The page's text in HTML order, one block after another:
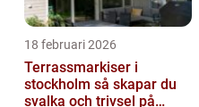
18 februari 2026
Terrassmarkiser i
stockholm så skapar du
svalka och trivsel på